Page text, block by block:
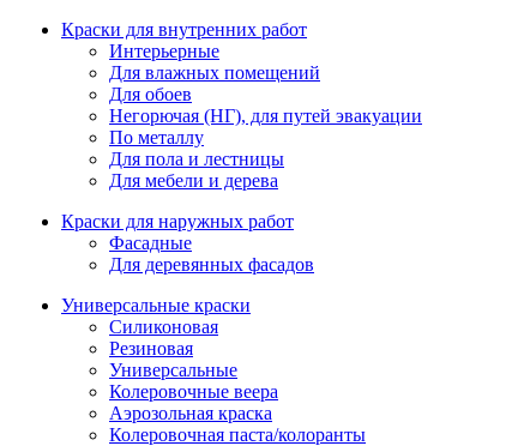
Краски для внутренних работ
Интерьерные
Для влажных помещений
Для обоев
Негорючая (НГ), для путей эвакуации
По металлу
Для пола и лестницы
Для мебели и дерева
Краски для наружных работ
Фасадные
Для деревянных фасадов
Универсальные краски
Силиконовая
Резиновая
Универсальные
Колеровочные веера
Аэрозольная краска
Колеровочная паста/колоранты